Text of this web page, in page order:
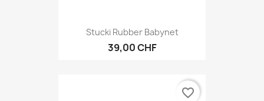
Stucki Rubber Babynet
39,00 CHF
favorite_border